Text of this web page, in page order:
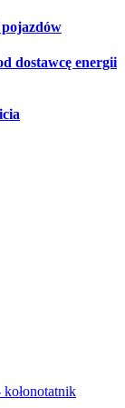
dostawcę energii